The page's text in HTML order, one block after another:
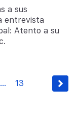
a sus
entrevista
Atento a su
… 13